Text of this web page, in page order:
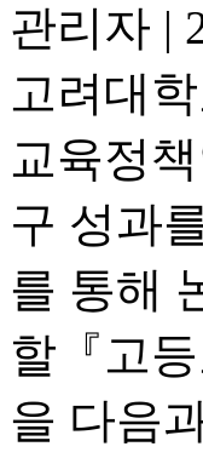
관리자 |
고려대
교육정
구 성과
를 통해
할『고
을 다음